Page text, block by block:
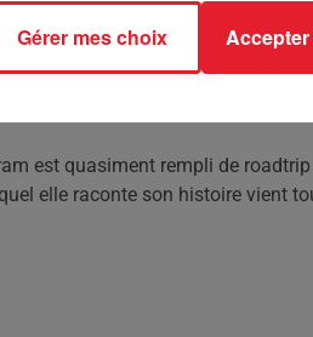
malaise à plusieurs reprises sur
sur les réseaux sociaux.
est quasiment rempli de
elle raconte son histoire vient
Gérer mes choix